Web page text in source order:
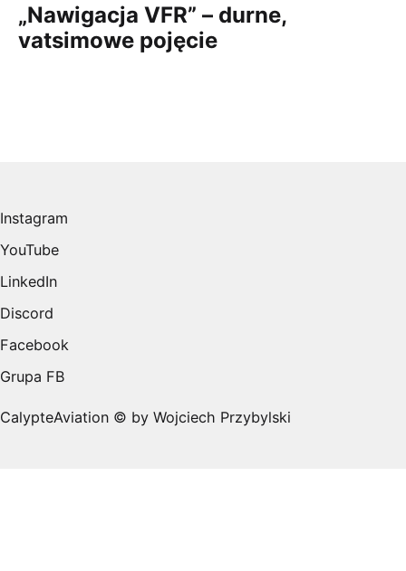
„Nawigacja VFR” – durne,
vatsimowe pojęcie
CalypteAviation © by Wojciech Przybylski
Instagram
YouTube
LinkedIn
Discord
Facebook
Grupa FB